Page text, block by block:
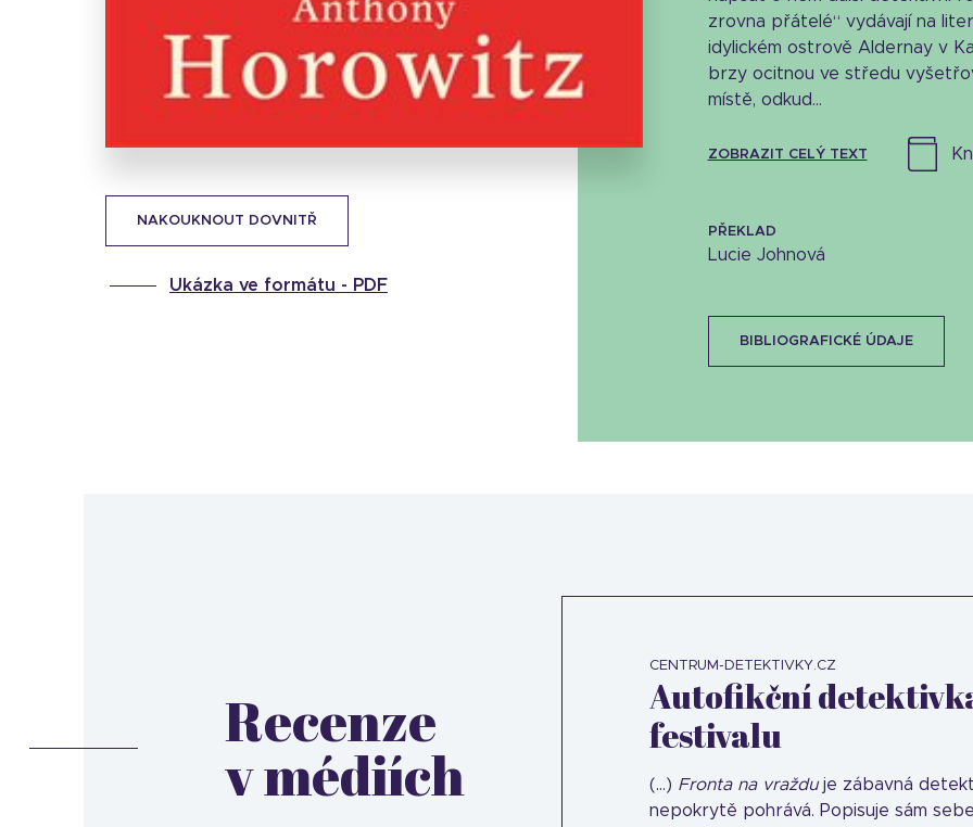
Stáhnout obálku
14.53 KB
NAKOUKNOUT DOVNITŘ
Ukázka ve formátu - PDF
zrovna přátelé“ vydávají na
idylickém ostrově Aldernay v
brzy ocitnou ve středu
místě, odkud...
ZOBRAZIT CELÝ TEXT
PŘEKLAD
Lucie Johnová
BIBLIOGRAFICKÉ ÚDAJE
Recenze
v médiích
CENTRUM-DETEKTIVKY.CZ
Autofikční
festivalu
(...) Fronta na vraždu je zábavná
nepokrytě pohrává. Popisuje sám